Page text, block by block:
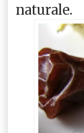
naturale.